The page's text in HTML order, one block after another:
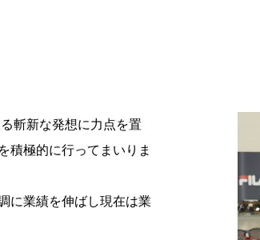
斬新な発想に力点を置
積極的に行ってまいりま
に業績を伸ばし現在は業